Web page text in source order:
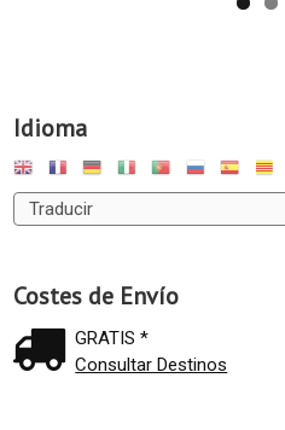
Idioma
Costes de Envío
GRATIS *
Consultar Destinos